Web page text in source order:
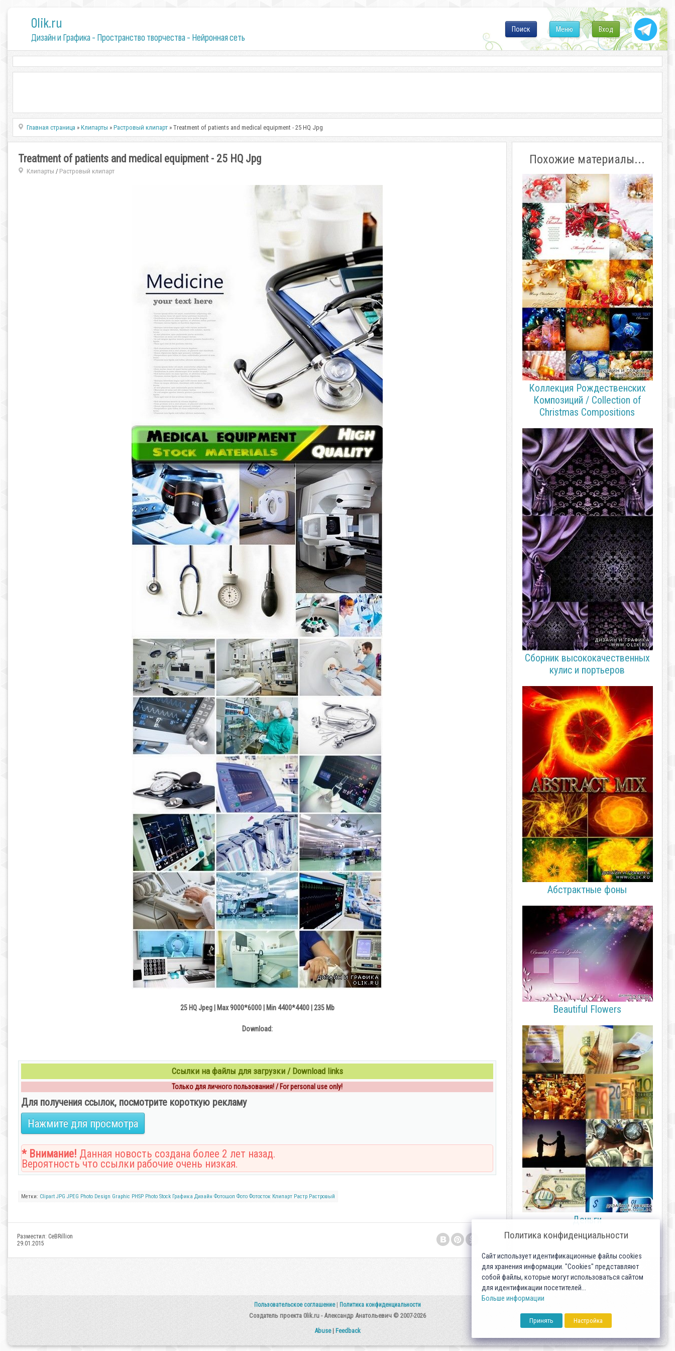
0lik.ru
Дизайн и Графика - Пространство творчества - Нейронная сеть
Вход
Меню
Поиск
Главная страница »Клипарты »Растровый клипарт » Treatment of patients and medical equipment - 25 HQ Jpg
Treatment of patients and medical equipment - 25 HQ Jpg
Клипарты / Растровый клипарт
25 HQ Jpeg | Max 9000*6000 | Min 4400*4400 | 235 Mb
Download:
Ссылки на файлы для загрузки / Download links
Только для личного пользования! / For personal use only!
Для получения ссылок, посмотрите короткую рекламу
Нажмите для просмотра
* Внимание! Данная новость создана более 2 лет назад.
Вероятность что ссылки рабочие очень низкая.
Метки: Clipart JPG JPEG Photo Design Graphic PHSP Photo Stock Графика Дизайн Фотошоп Фото Фотосток Клипарт Растр Растровый
Разместил: CeBRillion
29.01.2015
Похожие материалы...
Коллекция Рождественских
Композиций / Collection of
Christmas Compositions
Сборник высококачественных
кулис и портьеров
Абстрактные фоны
Beautiful Flowers
Деньги
Пользовательское соглашение Политика конфиденциальности
Создатель проекта 0lik.ru - Александр Анатольевич © 2007-2026
Abuse| Feedback
Политика конфиденциальности
Сайт использует идентификационные файлы cookies
для хранения информации. "Cookies" представляют
собой файлы, которые могут использоваться сайтом
для идентификации посетителей...
Больше информации
Принять Настройка